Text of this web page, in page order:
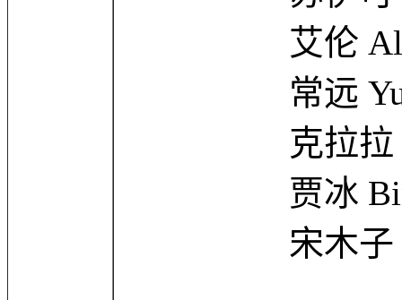
艾伦
常远 Yuan
克拉拉
贾冰 Bing
宋木子